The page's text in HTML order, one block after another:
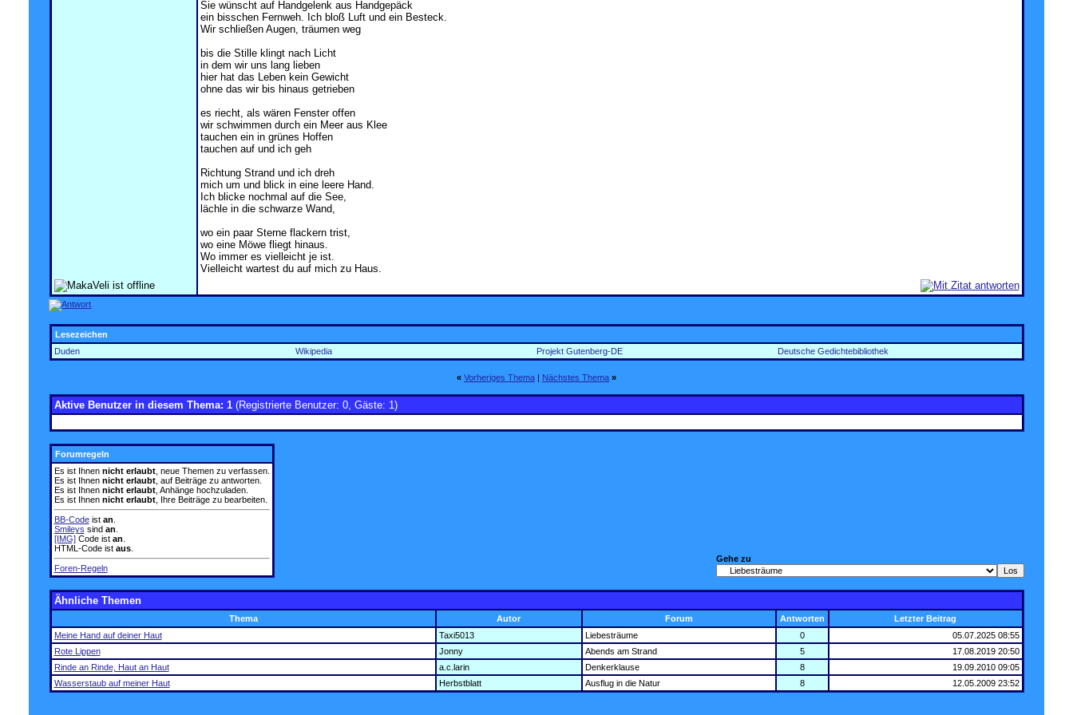
Sie wünscht auf Handgelenk aus Handgepäck
ein bisschen Fernweh. Ich bloß Luft und ein Besteck.
Wir schließen Augen, träumen weg
bis die Stille klingt nach Licht
in dem wir uns lang lieben
hier hat das Leben kein Gewicht
ohne das wir bis hinaus getrieben
es riecht, als wären Fenster offen
wir schwimmen durch ein Meer aus Klee
tauchen ein in grünes Hoffen
tauchen auf und ich geh
Richtung Strand und ich dreh
mich um und blick in eine leere Hand.
Ich blicke nochmal auf die See,
lächle in die schwarze Wand,
wo ein paar Sterne flackern trist,
wo eine Möwe fliegt hinaus.
Wo immer es vielleicht je ist.
Vielleicht wartest du auf mich zu Haus.
Lesezeichen
Duden
Wikipedia Projekt Gutenberg-DE Deutsche Gedichtebibliothek
« Vorheriges Thema | Nächstes Thema »
Aktive Benutzer in diesem Thema: 1 (Registrierte Benutzer: 0, Gäste: 1)
Forumregeln
Es ist Ihnen nicht erlaubt, neue Themen zu verfassen.
Es ist Ihnen nicht erlaubt, auf Beiträge zu antworten.
Es ist Ihnen nicht erlaubt, Anhänge hochzuladen.
Es ist Ihnen nicht erlaubt, Ihre Beiträge zu bearbeiten.
BB-Codeist an
Smileys sind an
[IMG]Code ist an
HTML-Code ist aus.
Foren-Regeln
Gehe zu
Ähnliche Themen
Thema Autor Forum Antworten
Letzter Beitrag
Meine Hand auf deiner Haut
Taxi5013 Liebesträume 0 05.07.2025 08:55
Rote Lippen
Jonny Abends am Strand 5 17.08.2019 20:50
Rinde an Rinde, Haut an Haut
a.c.larin Denkerklause 8 19.09.2010 09:05
Wasserstaub auf meiner Haut
Herbstblatt Ausflug in die Natur 8 12.05.2009 23:52